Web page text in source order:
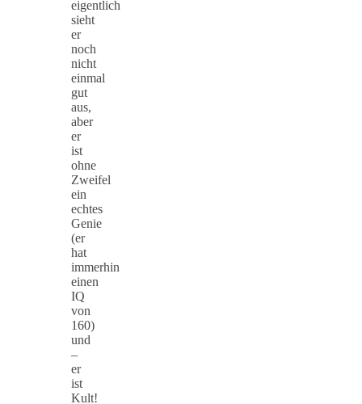
eigentlich
sieht
er
noch
nicht
einmal
gut
aus,
aber
er
ist
ohne
Zweifel
ein
echtes
Genie
(er
hat
immerhin
einen
IQ
von
160)
und
–
er
ist
Kult!